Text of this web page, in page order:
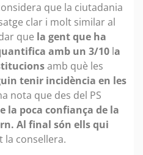
que la ciutadania
clar i molt similar al
que la gent que ha
amb un 3/10 la
amb què les
tenir incidència en les
nota que des del PS
la poca confiança de la
Al final són ells qui
la consellera.